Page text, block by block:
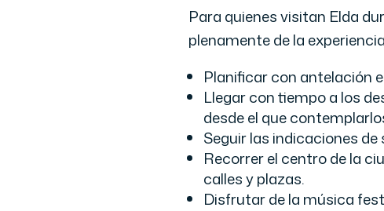
Para quienes visitan Elda
plenamente de la
Planificar con antelación
Llegar con tiempo a los
desde el que
Seguir las indicaciones
Recorrer el centro de la
calles y plazas.
Disfrutar de la música